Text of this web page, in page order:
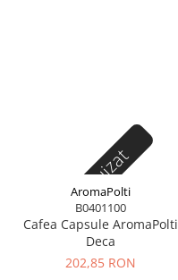
Stoc epuizat
AromaPolti
B0401100
Cafea Capsule AromaPolti
Deca
202,85 RON